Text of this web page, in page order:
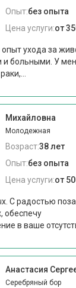
Опыт:без опыта
Цена услуги:от
ухода за
и больными. У
Михайловна
Молодежная
Возраст:38 лет
Опыт:без опыта
Цена услуги:от
С радостью
обеспечу
в ваше
Анастасия
Серебряный бор